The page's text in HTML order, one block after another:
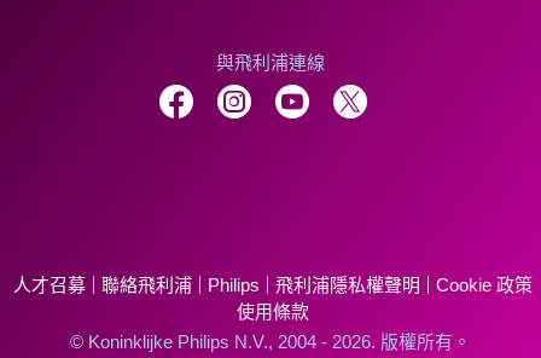
與飛利浦連線
人才召募 聯絡飛利浦 Philips 飛利浦隱私權聲明
Cookie 政策
使用條款
© Koninklijke Philips N.V., 2004 - 2026. 版權所有。